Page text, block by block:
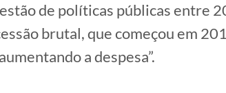
de políticas públicas entre
brutal, que começou em
a despesa”.